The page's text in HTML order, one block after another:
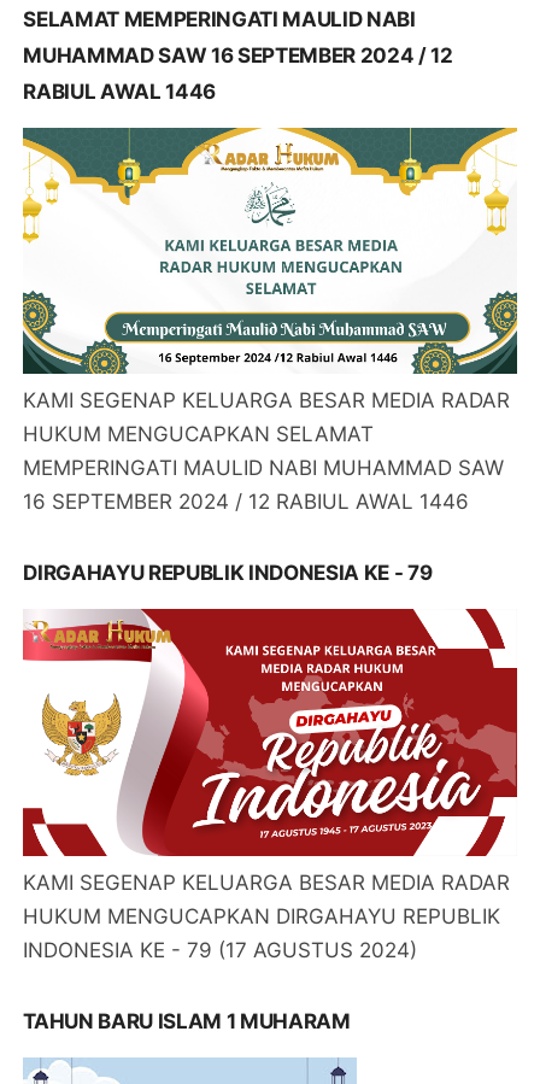
SELAMAT MEMPERINGATI MAULID NABI
MUHAMMAD SAW 16 SEPTEMBER 2024 / 12
RABIUL AWAL 1446
KAMI SEGENAP KELUARGA BESAR MEDIA RADAR
HUKUM MENGUCAPKAN SELAMAT
MEMPERINGATI MAULID NABI MUHAMMAD SAW
16 SEPTEMBER 2024 / 12 RABIUL AWAL 1446
DIRGAHAYU REPUBLIK INDONESIA KE - 79
KAMI SEGENAP KELUARGA BESAR MEDIA RADAR
HUKUM MENGUCAPKAN DIRGAHAYU REPUBLIK
INDONESIA KE - 79 (17 AGUSTUS 2024)
TAHUN BARU ISLAM 1 MUHARAM